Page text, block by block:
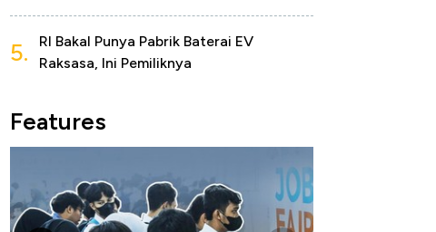
5.
RI Bakal Punya Pabrik Baterai EV
Raksasa, Ini Pemiliknya
Features